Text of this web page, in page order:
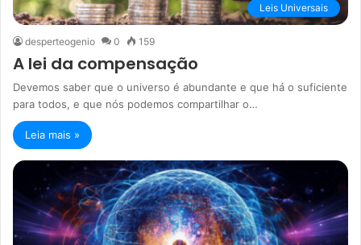
Leis Universais
desperteogenio 0 159
A lei da compensação
Devemos saber que o universo é abundante e que há o suficiente
para todos, e que nós podemos compartilhar o…
Leia mais »